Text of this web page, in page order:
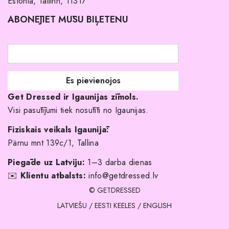
Pirkuma noteikumi un nosacījumi
Atgriešanas politika
Līgavas družiņu kleitas
Veikali
Kāpēc izvēlēties mūs?
ABONĒJIET MŪSU BIĻETENU
Get Dressed ir Igaunijas zīmols.
Visi pasūtījumi tiek nosūtīti no Igaunijas.
Fiziskais veikals Igaunijā:
Pärnu mnt 139c/1, Tallina
Piegāde uz Latviju: 1–3 darba dienas
✉️ Klientu atbalsts: info@getdressed.lv
© GETDRESSED
LATVIEŠU / EESTI KEELES / ENGLISH